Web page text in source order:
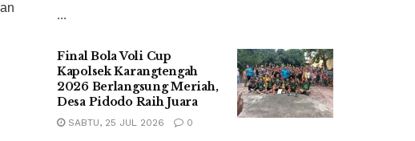
...
Final Bola Voli Cup
Kapolsek Karangtengah
2026 Berlangsung Meriah,
Desa Pidodo Raih Juara
SABTU, 25 JUL 2026 0